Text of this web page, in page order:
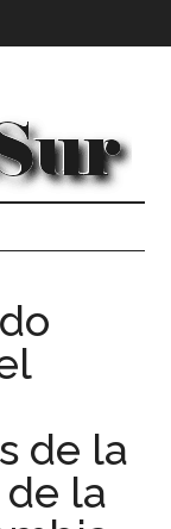
de la
la